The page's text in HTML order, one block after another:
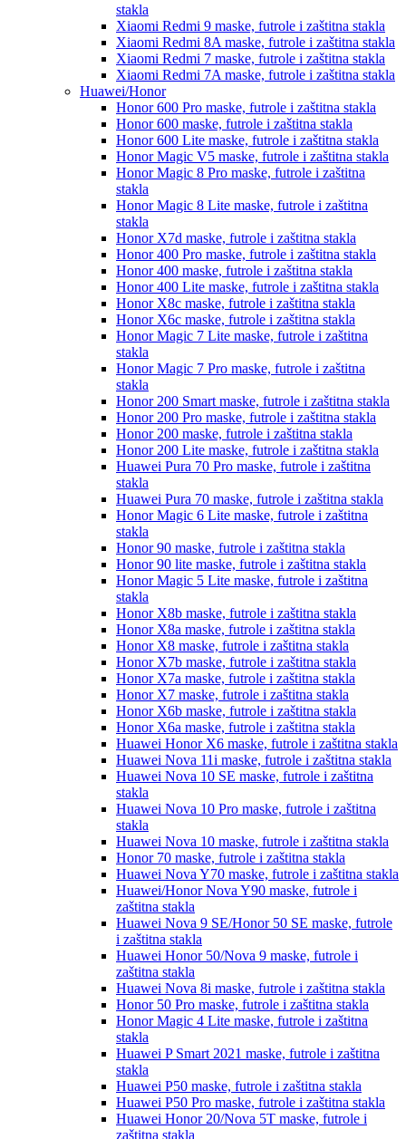
stakla
Xiaomi Redmi 9 maske, futrole i zaštitna stakla
Xiaomi Redmi 8A maske, futrole i zaštitna stakla
Xiaomi Redmi 7 maske, futrole i zaštitna stakla
Xiaomi Redmi 7A maske, futrole i zaštitna stakla
Huawei/Honor
Honor 600 Pro maske, futrole i zaštitna stakla
Honor 600 maske, futrole i zaštitna stakla
Honor 600 Lite maske, futrole i zaštitna stakla
Honor Magic V5 maske, futrole i zaštitna stakla
Honor Magic 8 Pro maske, futrole i zaštitna
stakla
Honor Magic 8 Lite maske, futrole i zaštitna
stakla
Honor X7d maske, futrole i zaštitna stakla
Honor 400 Pro maske, futrole i zaštitna stakla
Honor 400 maske, futrole i zaštitna stakla
Honor 400 Lite maske, futrole i zaštitna stakla
Honor X8c maske, futrole i zaštitna stakla
Honor X6c maske, futrole i zaštitna stakla
Honor Magic 7 Lite maske, futrole i zaštitna
stakla
Honor Magic 7 Pro maske, futrole i zaštitna
stakla
Honor 200 Smart maske, futrole i zaštitna stakla
Honor 200 Pro maske, futrole i zaštitna stakla
Honor 200 maske, futrole i zaštitna stakla
Honor 200 Lite maske, futrole i zaštitna stakla
Huawei Pura 70 Pro maske, futrole i zaštitna
stakla
Huawei Pura 70 maske, futrole i zaštitna stakla
Honor Magic 6 Lite maske, futrole i zaštitna
stakla
Honor 90 maske, futrole i zaštitna stakla
Honor 90 lite maske, futrole i zaštitna stakla
Honor Magic 5 Lite maske, futrole i zaštitna
stakla
Honor X8b maske, futrole i zaštitna stakla
Honor X8a maske, futrole i zaštitna stakla
Honor X8 maske, futrole i zaštitna stakla
Honor X7b maske, futrole i zaštitna stakla
Honor X7a maske, futrole i zaštitna stakla
Honor X7 maske, futrole i zaštitna stakla
Honor X6b maske, futrole i zaštitna stakla
Honor X6a maske, futrole i zaštitna stakla
Huawei Honor X6 maske, futrole i zaštitna stakla
Huawei Nova 11i maske, futrole i zaštitna stakla
Huawei Nova 10 SE maske, futrole i zaštitna
stakla
Huawei Nova 10 Pro maske, futrole i zaštitna
stakla
Huawei Nova 10 maske, futrole i zaštitna stakla
Honor 70 maske, futrole i zaštitna stakla
Huawei Nova Y70 maske, futrole i zaštitna stakla
Huawei/Honor Nova Y90 maske, futrole i
zaštitna stakla
Huawei Nova 9 SE/Honor 50 SE maske, futrole
i zaštitna stakla
Huawei Honor 50/Nova 9 maske, futrole i
zaštitna stakla
Huawei Nova 8i maske, futrole i zaštitna stakla
Honor 50 Pro maske, futrole i zaštitna stakla
Honor Magic 4 Lite maske, futrole i zaštitna
stakla
Huawei P Smart 2021 maske, futrole i zaštitna
stakla
Huawei P50 maske, futrole i zaštitna stakla
Huawei P50 Pro maske, futrole i zaštitna stakla
Huawei Honor 20/Nova 5T maske, futrole i
zaštitna stakla